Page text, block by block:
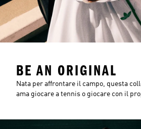
BE AN ORIGINAL
Nata per affrontare il campo, questa
ama giocare a tennis o giocare con il